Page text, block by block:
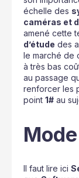
échelle des
caméras et
amené cette
d’étude des
le marché de
à très bas
au passage
renforcer les
point 1# au
Il faut lire ici